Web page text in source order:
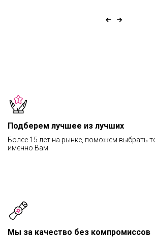
Подберем лучшее из лучших
Более 15 лет на рынке, поможем выбрать
именно Вам
Мы за качество без компромиссов